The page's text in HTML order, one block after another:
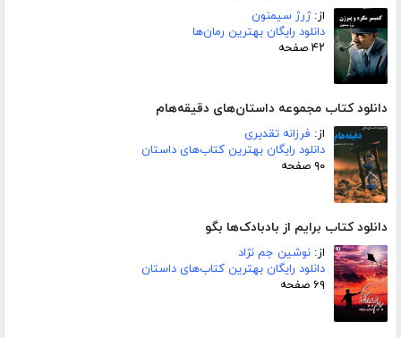
از:ژرژ سیمنون
دانلود رایگان بهترین رمان‌ها
۴۲ صفحه
دانلود کتاب مجموعه داستان‌های دقیقه‌هام
از: فرزانه تقدیری
دانلود رایگان بهترین کتاب‌های داستان
۹۰ صفحه
دانلود کتاب برایم از بادبادک‌ها بگو
از: نوشین جم نژاد
دانلود رایگان بهترین کتاب‌های داستان
۶۹ صفحه